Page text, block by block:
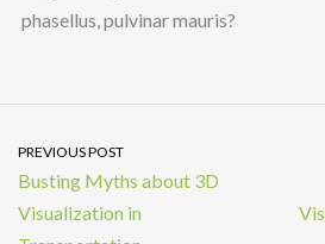
phasellus, pulvinar mauris?
PREVIOUS POST
Busting Myths about 3D
Visualization in